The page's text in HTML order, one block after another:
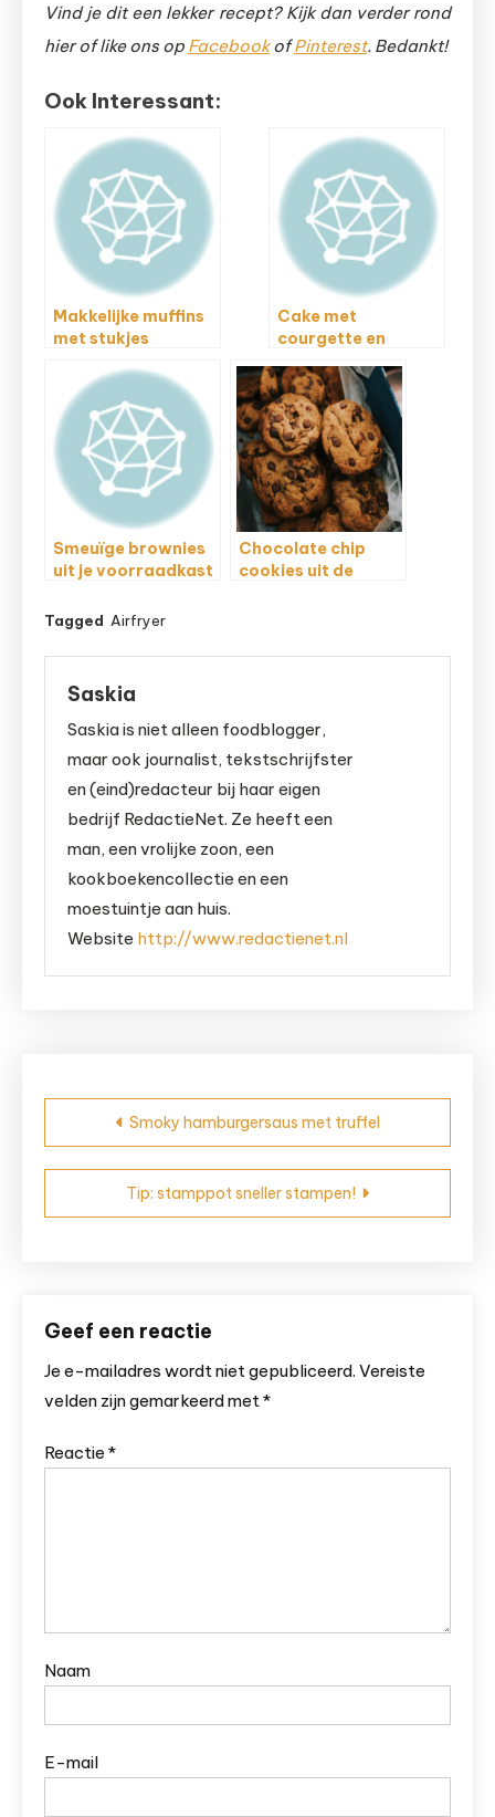
Vind je dit een lekker recept? Kijk dan verder rond
hier of like ons op FacebookofPinterest. Bedankt!
Ook Interessant:
Makkelijke muffins
met stukjes
Cake met
courgette en
Airfryer
Smeuïge brownies
uit je voorraadkast
Chocolate chip
cookies uit de
Tagged Airfryer
Saskia
Saskia is niet alleen foodblogger,
maar ook journalist, tekstschrijfster
en (eind)redacteur bij haar eigen
bedrijf RedactieNet. Ze heeft een
man, een vrolijke zoon, een
kookboekencollectie en een
moestuintje aan huis.
Website http://www.redactienet.nl
Bericht
navigatie
Smoky hamburgersaus met truffel
Tip: stamppot sneller stampen!
Geef een reactie
Je e-mailadres wordt niet gepubliceerd. Vereiste
velden zijn gemarkeerd met *
Reactie *
Naam
E-mail